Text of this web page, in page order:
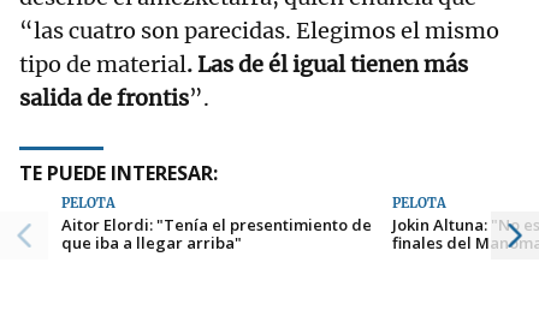
“las cuatro son parecidas. Elegimos el mismo
tipo de material. Las de él igual tienen más
salida de frontis”.
TE PUEDE INTERESAR:
PELOTA
Aitor Elordi: "Tenía el presentimiento de
que iba a llegar arriba"
PELOTA
Jokin Altuna: "No
finales del